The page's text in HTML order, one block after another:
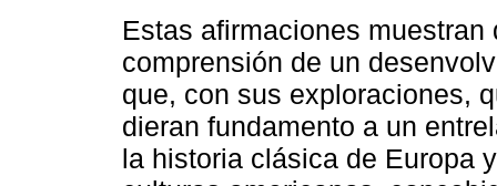
Estas afirmaciones
comprensión de un
que, con sus exploraciones,
dieran fundamento a un
la historia clásica de Europa